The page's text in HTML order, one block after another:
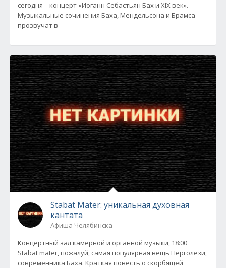
сегодня – концерт «Иоганн Себастьян Бах и XIX век».
Музыкальные сочинения Баха, Мендельсона и Брамса
прозвучат в
Stabat Mater: уникальная духовная
кантата
Афиша Челябинска
Концертный зал камерной и органной музыки, 18:00
Stabat mater, пожалуй, самая популярная вещь Перголези,
современника Баха. Краткая повесть о скорбящей